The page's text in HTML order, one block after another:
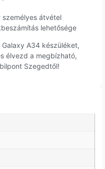
átvétel
lehetősége
A34 készüléket,
élvezd a megbízható,
Szegedtől!